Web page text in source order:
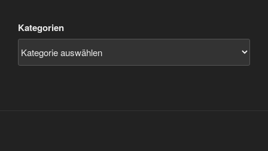
Kategorien